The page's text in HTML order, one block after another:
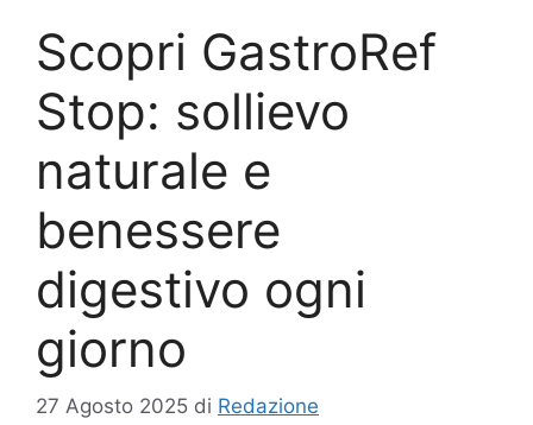
Scopri GastroRef
Stop: sollievo
naturale e
benessere
digestivo ogni
giorno
27 Agosto 2025 di Redazione